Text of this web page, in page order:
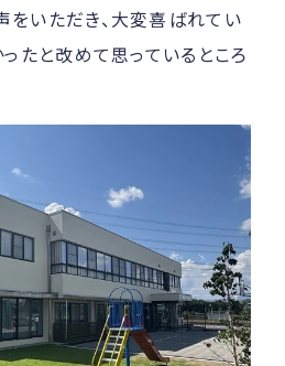
いただき、大変喜ばれてい
ったと改めて思っているところ